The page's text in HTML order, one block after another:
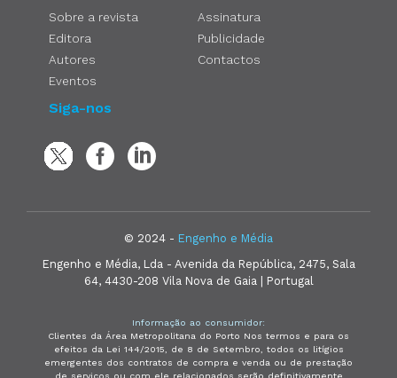
Sobre a revista
Editora
Autores
Eventos
Assinatura
Publicidade
Contactos
Siga-nos
© 2024 - Engenho e Média
Engenho e Média, Lda - Avenida da República, 2475, Sala
64, 4430-208 Vila Nova de Gaia | Portugal
Informação ao consumidor:
Clientes da Área Metropolitana do Porto Nos termos e para os
efeitos da Lei 144/2015, de 8 de Setembro, todos os litígios
emergentes dos contratos de compra e venda ou de prestação
de serviços ou com ele relacionados serão definitivamente